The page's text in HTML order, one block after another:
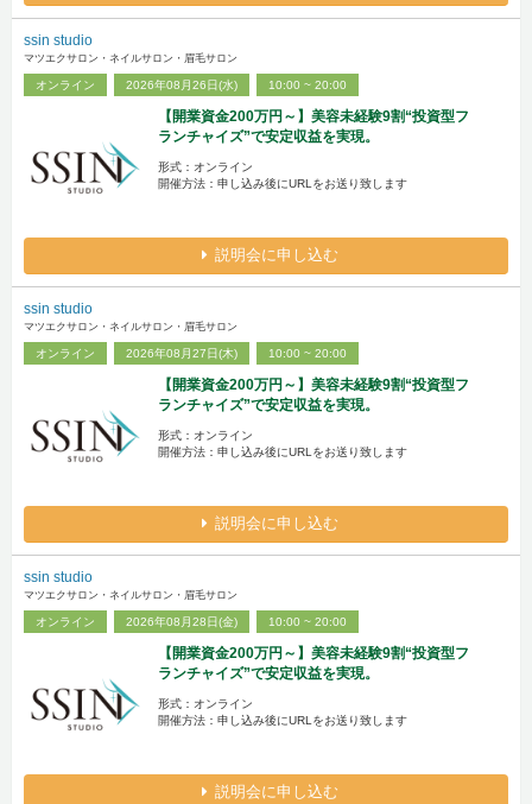
ssin studio
マツエクサロン・ネイルサロン・眉毛サロン
オンライン 2026年08月26日(水) 10:00 ~ 20:00
【開業資金200万円～】美容未経験9割“投資型フ
ランチャイズ”で安定収益を実現。
形式：オンライン
開催方法：申し込み後にURLをお送り致します
説明会に申し込む
ssin studio
マツエクサロン・ネイルサロン・眉毛サロン
オンライン 2026年08月27日(木) 10:00 ~ 20:00
【開業資金200万円～】美容未経験9割“投資型フ
ランチャイズ”で安定収益を実現。
形式：オンライン
開催方法：申し込み後にURLをお送り致します
説明会に申し込む
ssin studio
マツエクサロン・ネイルサロン・眉毛サロン
オンライン 2026年08月28日(金) 10:00 ~ 20:00
【開業資金200万円～】美容未経験9割“投資型フ
ランチャイズ”で安定収益を実現。
形式：オンライン
開催方法：申し込み後にURLをお送り致します
説明会に申し込む